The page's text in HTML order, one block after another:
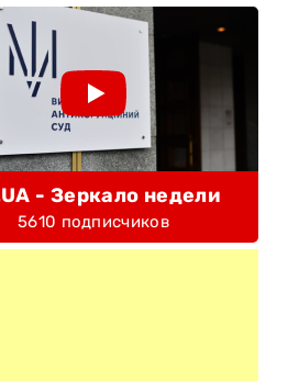
- Зеркало недели
5610 подписчиков